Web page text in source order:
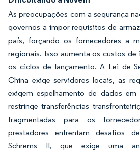
As preocupações com a segurança
governos a impor requisitos de
país, forçando os fornecedores a
regionais. Isso aumenta os custos de
os ciclos de lançamento. A Lei de
China exige servidores locais, as
exigem espelhamento de dados
restringe transferências
fragmentadas para os
prestadores enfrentam desafios
Schrems II, que exige uma